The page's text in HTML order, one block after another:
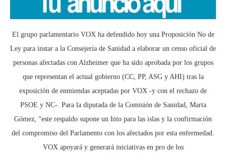
El grupo parlamentario VOX ha defendido hoy una Proposición No de
Ley para instar a la Consejería de Sanidad a elaborar un censo oficial de
personas afectadas con Alzheimer que ha sido aprobada por los grupos
que representan el actual gobierno (CC, PP, ASG y AHI) tras la
exposición de enmiendas aceptadas por VOX -y con el rechazo de
PSOE y NC-. Para la diputada de la Comisión de Sanidad, Marta
Gómez, “este respaldo supone un hito para las islas y la confirmación
del compromiso del Parlamento con los afectados por esta enfermedad.
VOX apoyará y generará iniciativas en pro de los